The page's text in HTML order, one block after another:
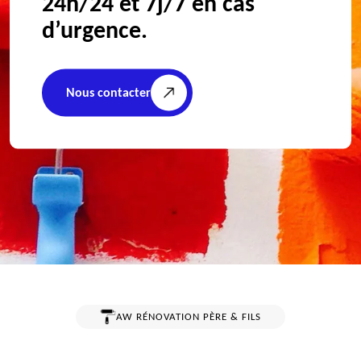
d’urgence.
Nous contacter
AW RÉNOVATION PÈRE & FILS